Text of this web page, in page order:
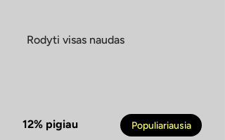
Rodyti visas naudas
12% pigiau Populiariausia